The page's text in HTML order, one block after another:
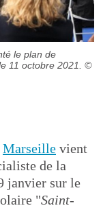
le plan de
11 octobre 2021. ©
Marseille vient
de la
janvier sur le
"Saint-